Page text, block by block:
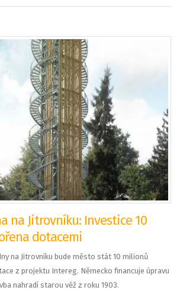
na Jitrovníku: Investice 10
dotacemi
na Jitrovníku bude město stát 10 milionů
z projektu Intereg. Německo financuje úpravu
nahradí starou věž z roku 1903.